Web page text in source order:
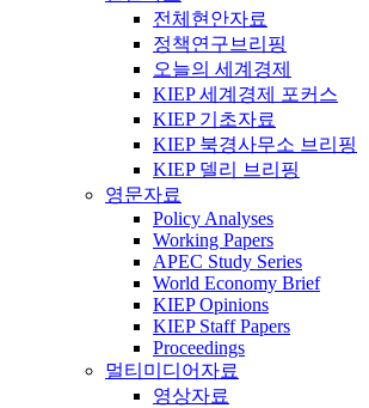
전체현안자료
정책연구브리핑
오늘의 세계경제
KIEP 세계경제 포커스
KIEP 기초자료
KIEP 북경사무소 브리핑
KIEP 델리 브리핑
영문자료
Policy Analyses
Working Papers
APEC Study Series
World Economy Brief
KIEP Opinions
KIEP Staff Papers
Proceedings
멀티미디어자료
영상자료